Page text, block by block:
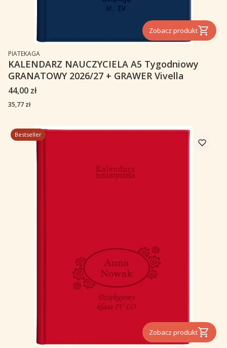
Zobacz produkt
PRODUCENT
PIATEKAGA
KALENDARZ NAUCZYCIELA A5 Tygodniowy
GRANATOWY 2026/27 + GRAWER Vivella
Cena
44,00 zł
Cena
35,77 zł
Bestseller
Zobacz produkt